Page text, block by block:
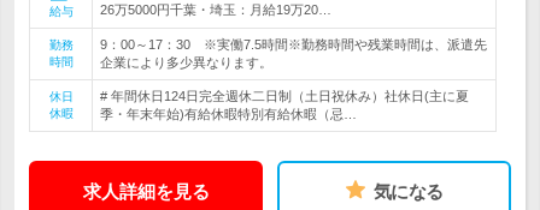
給与
26万5000円千葉・埼玉：月給19万20…
勤務
時間
9：00～17：30 ※実働7.5時間※勤務時間や残業時間は、派遣先
企業により多少異なります。
休日
休暇
# 年間休日124日完全週休二日制（土日祝休み）社休日(主に夏
季・年末年始)有給休暇特別有給休暇（忌…
求人詳細を見る 気になる